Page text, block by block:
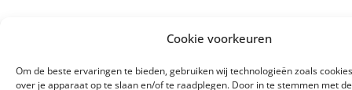
Cookie voorkeuren
Om de beste ervaringen te bieden, gebruiken wij technologieën zoals
over je apparaat op te slaan en/of te raadplegen. Door in te stemmen met